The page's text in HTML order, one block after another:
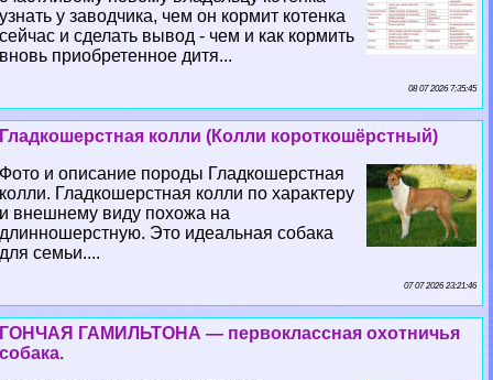
узнать у заводчика, чем он кормит котенка
сейчас и сделать вывод - чем и как кормить
вновь приобретенное дитя...
08 07 2026 7:35:45
Гладкошерстная колли (Колли короткошёрстный)
Фото и описание породы Гладкошерстная
колли. Гладкошерстная колли по хаpaктеру
и внешнему виду похожа на
длинношерстную. Это идеальная собака
для семьи....
07 07 2026 23:21:46
ГОНЧАЯ ГАМИЛЬТОНА — первоклассная охотничья
собака.